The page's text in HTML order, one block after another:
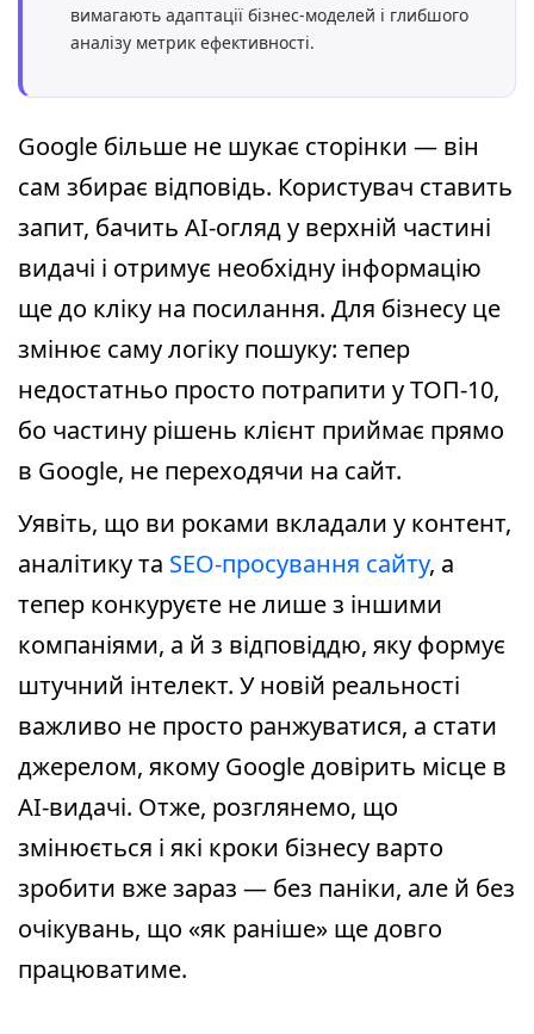
вимагають адаптації бізнес-моделей і глибшого
аналізу метрик ефективності.
Google більше не шукає сторінки — він
сам збирає відповідь. Користувач ставить
запит, бачить AI-огляд у верхній частині
видачі і отримує необхідну інформацію
ще до кліку на посилання. Для бізнесу це
змінює саму логіку пошуку: тепер
недостатньо просто потрапити у ТОП-10,
бо частину рішень клієнт приймає прямо
в Google, не переходячи на сайт.
Уявіть, що ви роками вкладали у контент,
аналітику та SEO-просування сайту, а
тепер конкуруєте не лише з іншими
компаніями, а й з відповіддю, яку формує
штучний інтелект. У новій реальності
важливо не просто ранжуватися, а стати
джерелом, якому Google довірить місце в
AI-видачі. Отже, розглянемо, що
змінюється і які кроки бізнесу варто
зробити вже зараз — без паніки, але й без
очікувань, що «як раніше» ще довго
працюватиме.